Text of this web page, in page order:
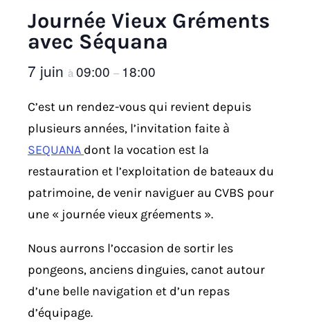
Journée Vieux Gréments
avec Séquana
7 juin à 09:00 – 18:00
C’est un rendez-vous qui revient depuis
plusieurs années, l’invitation faite à
SEQUANA dont la vocation est la
restauration et l’exploitation de bateaux du
patrimoine, de venir naviguer au CVBS pour
une « journée vieux gréements ».
Nous aurrons l’occasion de sortir les
pongeons, anciens dinguies, canot autour
d’une belle navigation et d’un repas
d’équipage.